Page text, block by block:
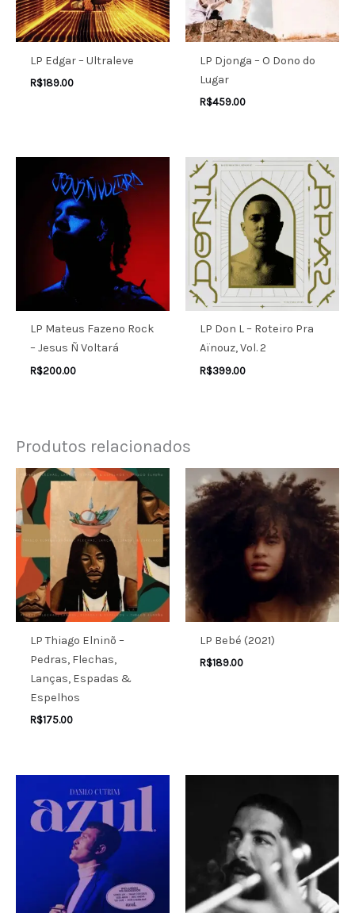
LP Edgar – Ultraleve
R$189.00
LP Djonga – O Dono do
Lugar
R$459.00
LP Mateus Fazeno Rock
– Jesus Ñ Voltará
R$200.00
LP Don L – Roteiro Pra
Aïnouz, Vol. 2
R$399.00
Produtos relacionados
LP Thiago Elninõ –
Pedras, Flechas,
Lanças, Espadas &
Espelhos
R$175.00
LP Bebé (2021)
R$189.00